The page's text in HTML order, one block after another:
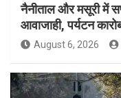
नैनीताल और मसूरी में
आवाजाही, पर्यटन
August 6, 2026